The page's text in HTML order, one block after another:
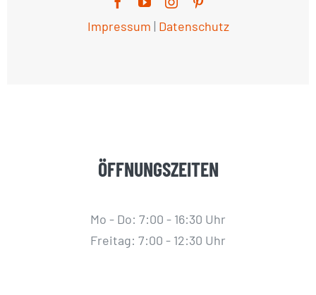
Impressum | Datenschutz
ÖFFNUNGSZEITEN
Mo - Do: 7:00 - 16:30 Uhr
Freitag: 7:00 - 12:30 Uhr